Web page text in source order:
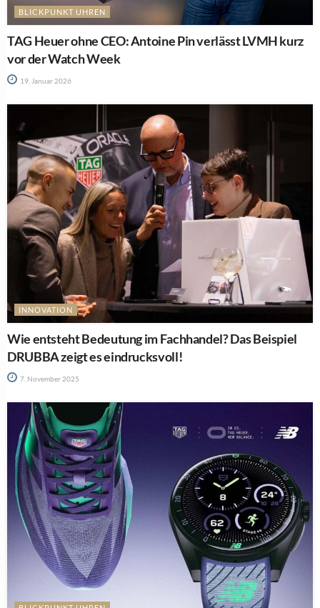
BLICKPUNKT UHREN
TAG Heuer ohne CEO: Antoine Pin verlässt LVMH kurz
vor der Watch Week
19. Januar 2026
INNOVATION
Wie entsteht Bedeutung im Fachhandel? Das Beispiel
DRUBBA zeigt es eindrucksvoll!
7. November 2025